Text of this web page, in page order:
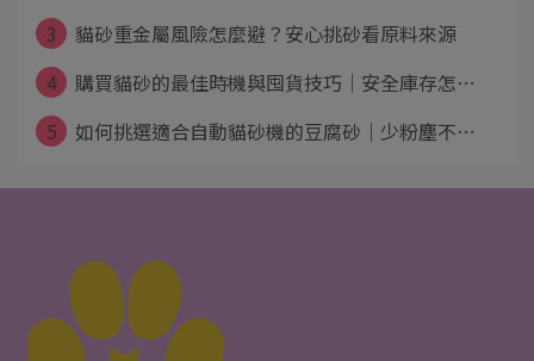
3
貓砂重金屬風險怎麼避？安心挑砂看原料來源
4
購買貓砂的最佳時機與囤貨技巧｜安全庫存怎⋯
5
如何挑選適合自動貓砂機的豆腐砂｜少粉塵不⋯